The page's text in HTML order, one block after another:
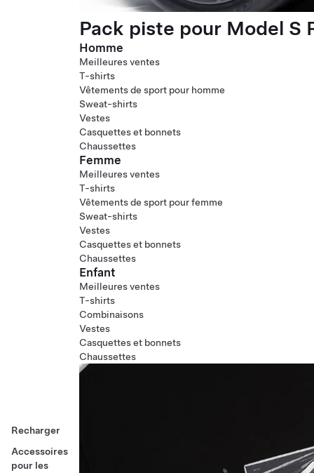
Recharger
Accessoires
pour les
Pack piste pour Model S
Homme
Meilleures ventes
T-shirts
Vêtements de sport pour homme
Sweat-shirts
Vestes
Casquettes et bonnets
Chaussettes
Femme
Meilleures ventes
T-shirts
Vêtements de sport pour femme
Sweat-shirts
Vestes
Casquettes et bonnets
Chaussettes
Enfant
Meilleures ventes
T-shirts
Combinaisons
Vestes
Casquettes et bonnets
Chaussettes